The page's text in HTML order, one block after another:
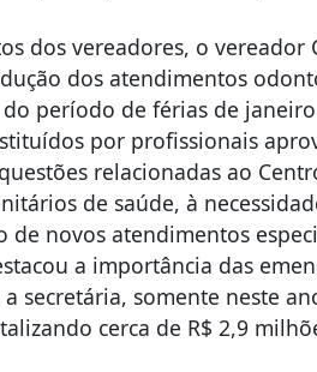
dos vereadores, o vereador
dos atendimentos
período de férias de
por profissionais
relacionadas ao
de saúde, à
de novos atendimentos
a importância das
secretária, somente neste
cerca de R$ 2,9